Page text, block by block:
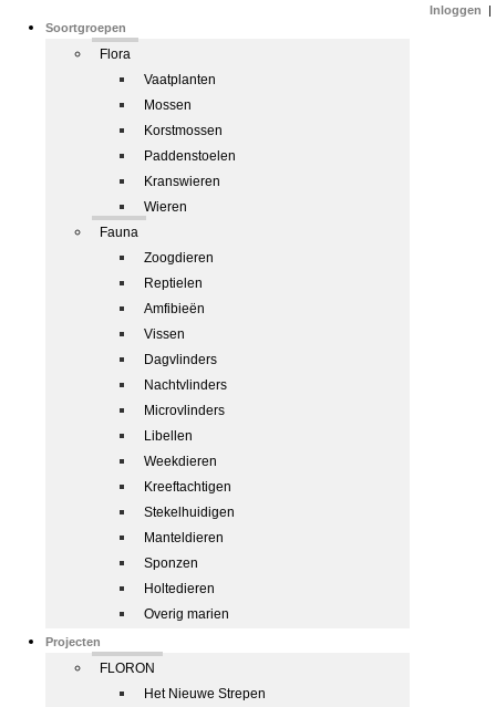
Soortgroepen
Flora
Vaatplanten
Mossen
Korstmossen
Paddenstoelen
Kranswieren
Wieren
Fauna
Zoogdieren
Reptielen
Amfibieën
Vissen
Dagvlinders
Nachtvlinders
Microvlinders
Libellen
Weekdieren
Kreeftachtigen
Stekelhuidigen
Manteldieren
Sponzen
Holtedieren
Overig marien
Projecten
FLORON
Het Nieuwe Strepen
Inloggen |